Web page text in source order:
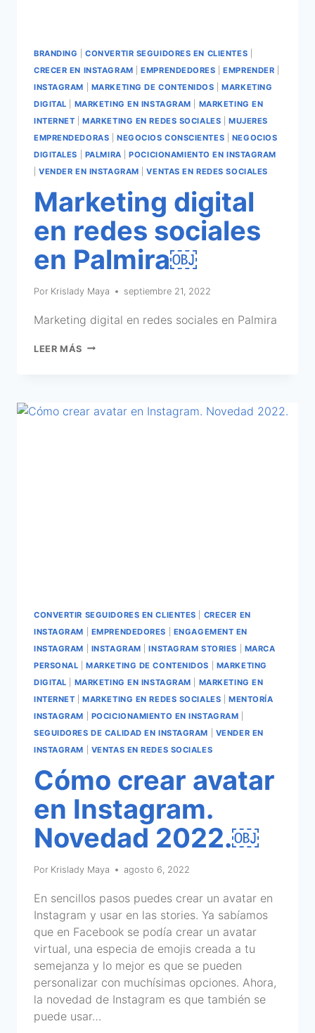
BRANDING |CONVERTIR SEGUIDORES EN CLIENTES
CRECER EN INSTAGRAM |EMPRENDEDORES |EMPRENDER
INSTAGRAM
MARKETING DE CONTENIDOS |MARKETING
DIGITAL
MARKETING EN INSTAGRAM
MARKETING EN
INTERNET |MARKETING EN REDES SOCIALES
MUJERES
EMPRENDEDORAS
NEGOCIOS CONSCIENTES
NEGOCIOS
DIGITALES
PALMIRA |POCICIONAMIENTO EN INSTAGRAM
|VENDER EN INSTAGRAM |VENTAS EN REDES SOCIALES
Marketing digital
en redes sociales
en Palmira￼
Por Krislady Maya septiembre 21, 2022
Marketing digital en redes sociales en Palmira
LEER MÁS
CONVERTIR SEGUIDORES EN CLIENTES
CRECER EN
INSTAGRAM
EMPRENDEDORES
ENGAGEMENT EN
INSTAGRAM
INSTAGRAM |INSTAGRAM STORIES
MARCA
PERSONAL |MARKETING DE CONTENIDOS
MARKETING
DIGITAL
MARKETING EN INSTAGRAM
MARKETING EN
INTERNET |MARKETING EN REDES SOCIALES
MENTORÍA
INSTAGRAM
POCICIONAMIENTO EN INSTAGRAM
SEGUIDORES DE CALIDAD EN INSTAGRAM
VENDER EN
INSTAGRAM
VENTAS EN REDES SOCIALES
Cómo crear avatar
en Instagram.
Novedad 2022.￼
Por Krislady Maya agosto 6, 2022
En sencillos pasos puedes crear un avatar en
Instagram y usar en las stories. Ya sabíamos
que en Facebook se podía crear un avatar
virtual, una especia de emojis creada a tu
semejanza y lo mejor es que se pueden
personalizar con muchísimas opciones. Ahora,
la novedad de Instagram es que también se
puede usar…